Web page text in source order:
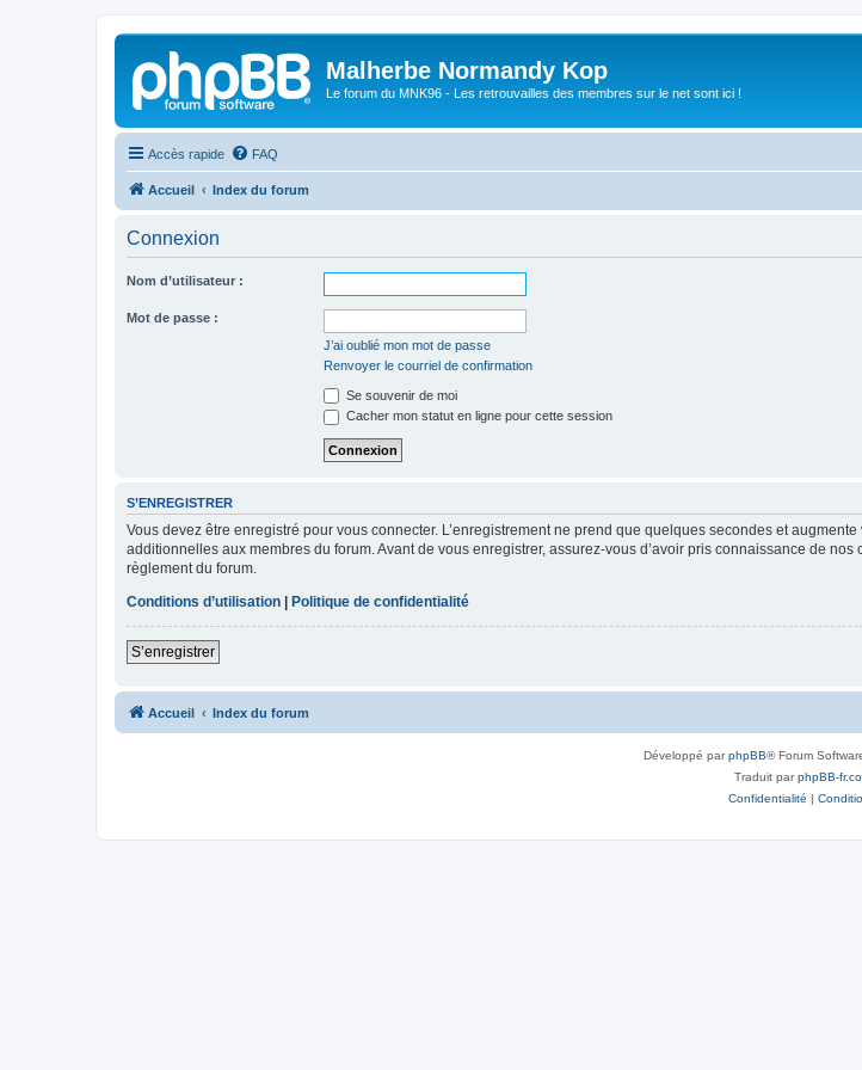
Malherbe Normandy Kop
Le forum du MNK96 - Les retrouvailles des membres sur le net sont ici !
Accès rapide FAQ
Accueil Index du forum
Connexion
Nom d’utilisateur :
Mot de passe :
J’ai oublié mon mot de passe
Renvoyer le courriel de confirmation
Se souvenir de moi
Cacher mon statut en ligne pour cette session
S’ENREGISTRER
Vous devez être enregistré pour vous connecter. L’enregistrement ne prend que quelques secondes et
additionnelles aux membres du forum. Avant de vous enregistrer, assurez-vous d’avoir pris connaissance de
règlement du forum.
Conditions d’utilisation
Politique de confidentialité
S’enregistrer
Accueil Index du forum
Développé parphpBB® Forum
Traduit parphpBB-
Confidentialité |